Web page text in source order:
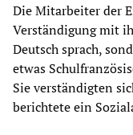
Die Mitarbeiter der
Verständigung mit
Deutsch sprach,
etwas
Sie verständigten
berichtete ein